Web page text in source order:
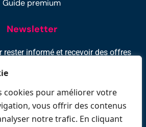
cookies pour améliorer votre
vous offrir des contenus
notre trafic. En cliquant
Guide premium
Newsletter
rester informé et recevoir des offres